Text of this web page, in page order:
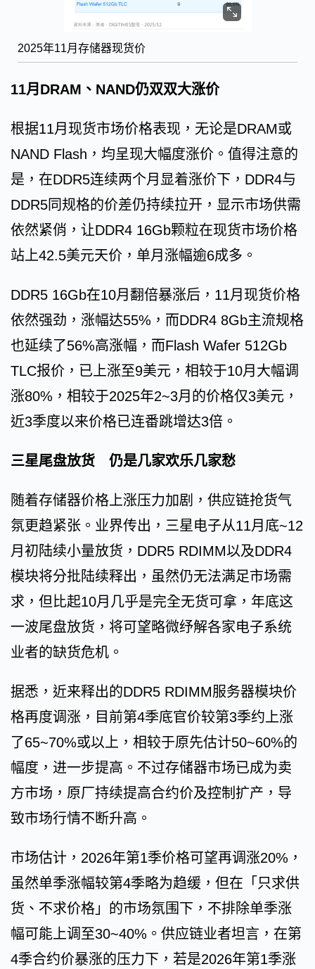
2025年11月存储器现货价
11月DRAM、NAND仍双双大涨价
根据11月现货市场价格表现，无论是DRAM或
NAND Flash，均呈现大幅度涨价。值得注意的
是，在DDR5连续两个月显着涨价下，DDR4与
DDR5同规格的价差仍持续拉开，显示市场供需
依然紧俏，让DDR4 16Gb颗粒在现货市场价格
站上42.5美元天价，单月涨幅逾6成多。
DDR5 16Gb在10月翻倍暴涨后，11月现货价格
依然强劲，涨幅达55%，而DDR4 8Gb主流规格
也延续了56%高涨幅，而Flash Wafer 512Gb
TLC报价，已上涨至9美元，相较于10月大幅调
涨80%，相较于2025年2~3月的价格仅3美元，
近3季度以来价格已连番跳增达3倍。
三星尾盘放货 仍是几家欢乐几家愁
随着存储器价格上涨压力加剧，供应链抢货气
氛更趋紧张。业界传出，三星电子从11月底~12
月初陆续小量放货，DDR5 RDIMM以及DDR4
模块将分批陆续释出，虽然仍无法满足市场需
求，但比起10月几乎是完全无货可拿，年底这
一波尾盘放货，将可望略微纾解各家电子系统
业者的缺货危机。
据悉，近来释出的DDR5 RDIMM服务器模块价
格再度调涨，目前第4季底官价较第3季约上涨
了65~70%或以上，相较于原先估计50~60%的
幅度，进一步提高。不过存储器市场已成为卖
方市场，原厂持续提高合约价及控制扩产，导
致市场行情不断升高。
市场估计，2026年第1季价格可望再调涨20%，
虽然单季涨幅较第4季略为趋缓，但在「只求供
货、不求价格」的市场氛围下，不排除单季涨
幅可能上调至30~40%。供应链业者坦言，在第
4季合约价暴涨的压力下，若是2026年第1季涨